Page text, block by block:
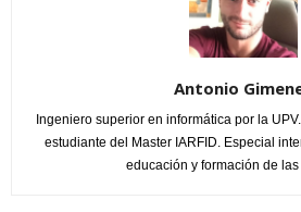
Antonio
Ingeniero superior en informática por la
estudiante del Master IARFID. Especial
educación y formación de